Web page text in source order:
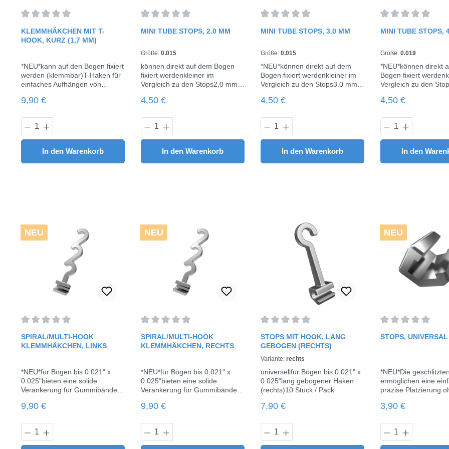
Durchschnittliche Bewertung von 0 von 5 Sternen
KLEMMHÄKCHEN MIT T-
HOOK, KURZ (1,7 MM)
*NEU*kann auf den Bogen fixiert
werden (klemmbar)T-Haken für
einfaches Aufhängen von
bis 0.021" x 0.025"Länge 1,7
Regulärer Preis:
9,90 €
Produkt Anzahl: Gib den gewünschten Wert ein oder benutze die Schaltflächen
In den Warenkorb
MINI TUBE STOPS, 2.0 MM
Größe: 0.015
können direkt auf dem Bogen
fixiert werdenkleiner im
Vergleich zu den Stops2,0 mm
Regulärer Preis:
4,50 €
Produkt Anzahl: Gib den gewünschten Wert ein oder
In den Warenkorb
MINI TUBE STOPS, 3.0 MM
Größe: 0.015
*NEU*können direkt auf dem
Bogen fixiert werdenkleiner im
Vergleich zu den Stops3.0 mm
Regulärer Preis:
4,50 €
Produkt Anzahl: Gib den
In den Warenkorb
MINI TUBE STOPS,
Größe: 0.019
*NEU*können direkt
Bogen fixiert
Vergleich zu den Stops4.2 mm
Regulärer Preis:
4,50 €
Produkt
In den
NEU
SPIRAL/MULTI-HOOK
KLEMMHÄKCHEN, LINKS
*NEU*für Bögen bis 0.021" x
0.025"bieten eine solide
Verankerung für Gummibänder
mit einer Minischraube
Pack
Regulärer Preis:
9,90 €
Produkt Anzahl: Gib den gewünschten Wert ein oder benutze die Schaltflächen
NEU
SPIRAL/MULTI-HOOK
KLEMMHÄKCHEN, RECHTS
*NEU*für Bögen bis 0.021" x
0.025"bieten eine solide
Verankerung für Gummibänder
mit einer Minischraube
Pack
Regulärer Preis:
9,90 €
Produkt Anzahl: Gib den gewünschten Wert ein oder
STOPS MIT HOOK, LANG
GEBOGEN (RECHTS)
Variante: rechts
universellfür Bögen bis 0.021" x
0.025"lang gebogener Haken
(rechts)10 Stück / Pack
Regulärer Preis:
7,90 €
Produkt Anzahl: Gib den
NEU
STOPS,
*NEU*Die
ermöglichen eine
präzise Platzierung
muss (aufklemmbar).
0.025" 1,9 mm breit
Pack
Regulärer Preis:
3,90 €
Produkt